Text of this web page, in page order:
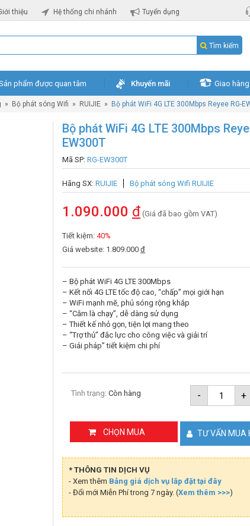
thiệu Hệ thống chi nhánh Tuyển dụng
Tìm kiếm
phẩm được quan tâm Khuyến mãi Giao
» Bộ phát sóng Wifi » RUIJIE » Bộ phát WiFi 4G LTE 300Mbps Reyee RG-
Bộ phát WiFi 4G LTE 300Mbps
EW300T
Mã SP: RG-EW300T
Hãng SX: RUIJIE Bộ phát sóng Wifi RUIJIE
1.090.000 đ (Giá đã bao gồm VAT)
Tiết kiệm: 40%
Giá website: 1.809.000 đ
– Bộ phát WiFi 4G LTE 300Mbps
– Kết nối 4G LTE tốc độ cao, “chấp” mọi giới hạn
– WiFi mạnh mẽ, phủ sóng rộng khắp
– “Cắm là chạy”, dễ dàng sử dụng
– Thiết kế nhỏ gọn, tiện lợi mang theo
– “Trợ thủ” đắc lực cho công việc và giải trí
– Giải pháp” tiết kiệm chi phí
-
Bộ
phát
WiFi
LTE
Reyee
RG-
lượng
+
Tình trạng: Còn hàng
CHỌN MUA TƯ VẤN MUA
* THÔNG TIN DỊCH VỤ
- Xem thêm Bảng giá dịch vụ lắp đặt tại đây
- Đổi mới Miễn Phí trong 7 ngày. (Xem thêm >>>)